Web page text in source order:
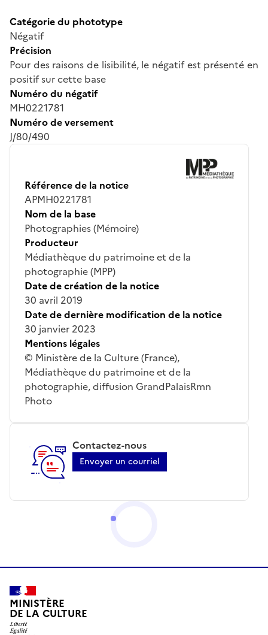
Catégorie du phototype
Négatif
Précision
Pour des raisons de lisibilité, le négatif est présenté en
positif sur cette base
Numéro du négatif
MH0221781
Numéro de versement
J/80/490
Référence de la notice
APMH0221781
Nom de la base
Photographies (Mémoire)
Producteur
Médiathèque du patrimoine et de la
photographie (MPP)
Date de création de la notice
30 avril 2019
Date de dernière modification de la notice
30 janvier 2023
Mentions légales
© Ministère de la Culture (France),
Médiathèque du patrimoine et de la
photographie, diffusion GrandPalaisRmn
Photo
Contactez-nous
Envoyer un courriel
MINISTÈRE
DE LA CULTURE